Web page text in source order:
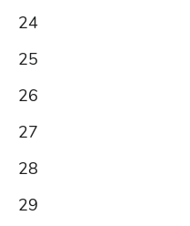
24
25
26
27
28
29